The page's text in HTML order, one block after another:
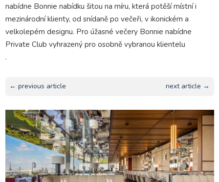
nabídne Bonnie nabídku šitou na míru, která potěší místní i
mezinárodní klienty, od snídaně po večeři, v ikonickém a
velkolepém designu. Pro úžasné večery Bonnie nabídne
Private Club vyhrazený pro osobně vybranou klientelu
.
← previous article next article →